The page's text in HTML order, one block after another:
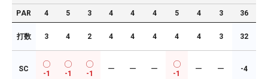
PAR 4 5 3 4 4 4 5 4 3 36
打数 3 4 2 4 4 4 4 4 3 32
SC
-1 -1 -1
ー ー ー
-1
ー ー -4